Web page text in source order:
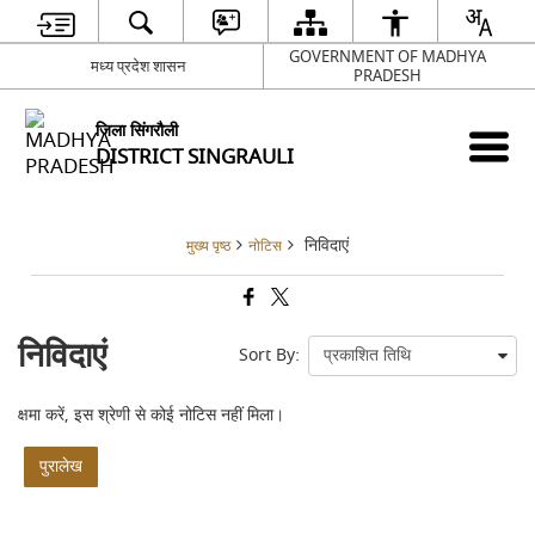
मध्य प्रदेश शासन
GOVERNMENT OF MADHYA
PRADESH
जिला सिंगरौली
DISTRICT SINGRAULI
मुख्य पृष्ठ नोटिस निविदाएं
निविदाएं Sort By:
क्षमा करें, इस श्रेणी से कोई नोटिस नहीं मिला।
पुरालेख